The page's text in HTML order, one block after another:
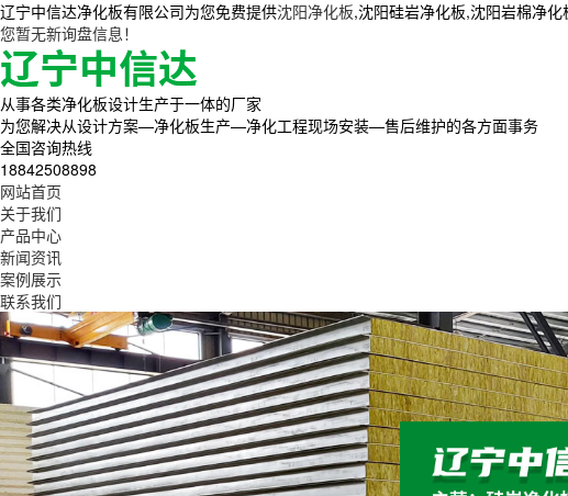
辽宁中信达净化板有限公司为您免费提供沈阳净化板,沈阳硅岩净化板,沈阳岩棉净化
您暂无新询盘信息！
从事各类净化板设计生产于一体的厂家
为您解决从设计方案—净化板生产—净化工程现场安装—售后维护的各方面事务
全国咨询热线
18842508898
网站首页
关于我们
产品中心
新闻资讯
案例展示
联系我们